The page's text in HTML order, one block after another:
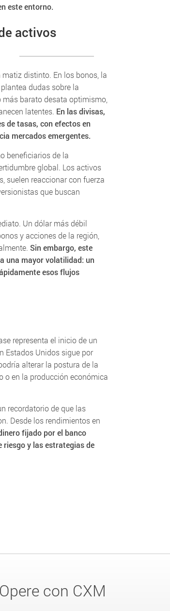
este entorno.
activos
distinto. En los bonos, la
dudas sobre la
más barato desata optimismo,
latentes. En las divisas,
de tasas, con efectos en
mercados emergentes.
beneficiarios de la
global. Los activos
suelen reaccionar con fuerza
que buscan
Un dólar más débil
y acciones de la región,
Sin embargo, este
una mayor volatilidad: un
esos flujos
representa el inicio de un
Estados Unidos sigue por
alterar la postura de la
o en la producción económica
recordatorio de que las
Desde los rendimientos en
fijado por el banco
riesgo y las estrategias de
Opere con CXM